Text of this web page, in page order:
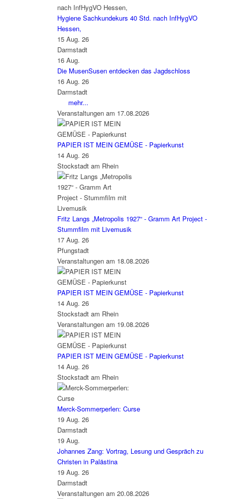
Hygiene Sachkundekurs 40 Std. nach InfHygVO
Hessen,
15 Aug. 26
Darmstadt
16 Aug.
Die MusenSusen entdecken das Jagdschloss
16 Aug. 26
Darmstadt
mehr...
Veranstaltungen am 17.08.2026
PAPIER IST MEIN GEMÜSE - Papierkunst
14 Aug. 26
Stockstadt am Rhein
Fritz Langs „Metropolis 1927“ - Gramm Art Project -
Stummfilm mit Livemusik
17 Aug. 26
Pfungstadt
Veranstaltungen am 18.08.2026
PAPIER IST MEIN GEMÜSE - Papierkunst
14 Aug. 26
Stockstadt am Rhein
Veranstaltungen am 19.08.2026
PAPIER IST MEIN GEMÜSE - Papierkunst
14 Aug. 26
Stockstadt am Rhein
Merck-Sommerperlen: Curse
19 Aug. 26
Darmstadt
19 Aug.
Johannes Zang: Vortrag, Lesung und Gespräch zu
Christen in Palästina
19 Aug. 26
Darmstadt
Veranstaltungen am 20.08.2026